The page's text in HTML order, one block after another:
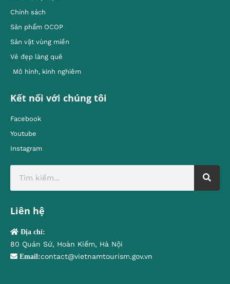
Chính sách
Sản phẩm OCOP
Sản vật vùng miền
Vẻ đẹp làng quê
Mô hình, kinh nghiêm
Kết nối với chúng tôi
Facebook
Youtube
Instagram
Liên hệ
Địa chỉ:
80 Quán Sứ, Hoàn Kiếm, Hà Nội
Email:contact@vietnamtourism.gov.vn